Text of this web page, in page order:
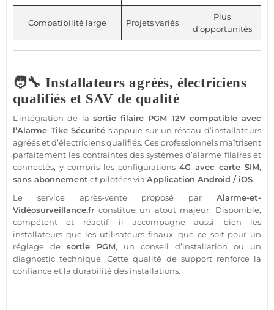
Compatibilité large Projets variés
Plus
d’opportunités
🧑‍🔧 Installateurs agréés, électriciens
qualifiés et SAV de qualité
L’intégration de la sortie filaire PGM 12V compatibleavec
l’Alarme TikeSécurité s’appuie sur un réseau d’installateurs
agréés et d’électriciens qualifiés. Ces professionnels maîtrisent
parfaitement les contraintes des systèmes d’alarme filaires et
connectés, y compris les configurations 4G avec carte SIM,
sans abonnement et pilotées via Application Android / iOS.
Le service après-vente proposé par Alarme-et-
Vidéosurveillance.fr constitue un atout majeur. Disponible,
compétent et réactif, il accompagne aussi bien les
installateurs que les utilisateurs finaux, que ce soit pour un
réglage de sortie PGM, un conseil d’installation ou un
diagnostic technique. Cette qualité de support renforce la
confiance et la durabilité des installations.